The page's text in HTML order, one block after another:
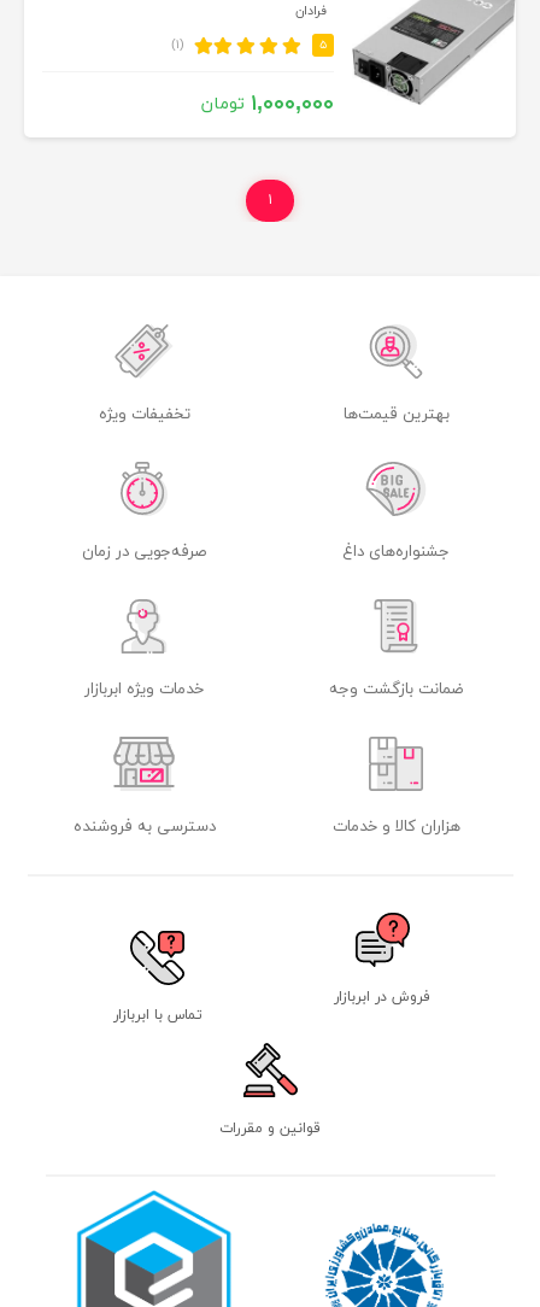
فرادان
۵ (۱)
۱,۰۰۰,۰۰۰ تومان
۱
بهترین قیمت‌ها تخفیفات ویژه
جشنواره‌های داغ صرفه‌جویی در زمان
ضمانت بازگشت وجه خدمات ویژه ابربازار
هزاران کالا و خدمات دسترسی به فروشنده
فروش در ابربازار
تماس با ابربازار
قوانین و مقررات